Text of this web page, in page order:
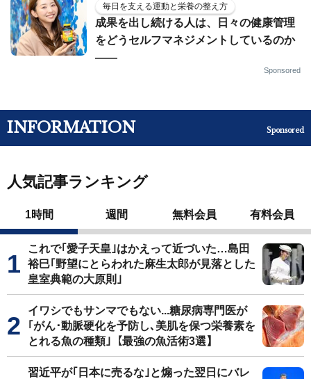
毎日を支える運動と栄養の整え方
成果を出し続ける人は、日々の健康管理
をどうセルフマネジメントしているのか
——
Sponsored
INFORMATION Sponsored
人気記事ランキング
1時間 週間 無料会員 有料会員
これで｢愛子天皇｣はかえって近づいた…島田
裕巳｢野望にとらわれた麻生太郎が見落とした
皇室典範の大原則｣
イワシでもサンマでもない...糖尿病専門医が
｢がん･動脈硬化を予防し､美肌を保つ栄養素を
とれる魚の種類｣【最強の魚活術3選】
習近平が｢日本に売るな｣と煽った翌日にバレ